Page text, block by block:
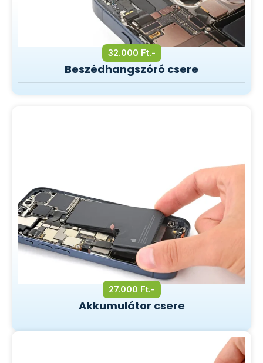
32.000 Ft.-
Beszédhangszóró csere
27.000 Ft.-
Akkumulátor csere